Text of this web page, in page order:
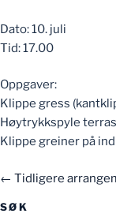
Dato: 10. juli
Tid: 17.00
Oppgaver:
Klippe gress
Høytrykkspyle
Klippe greiner på
← Tidligere
SØK